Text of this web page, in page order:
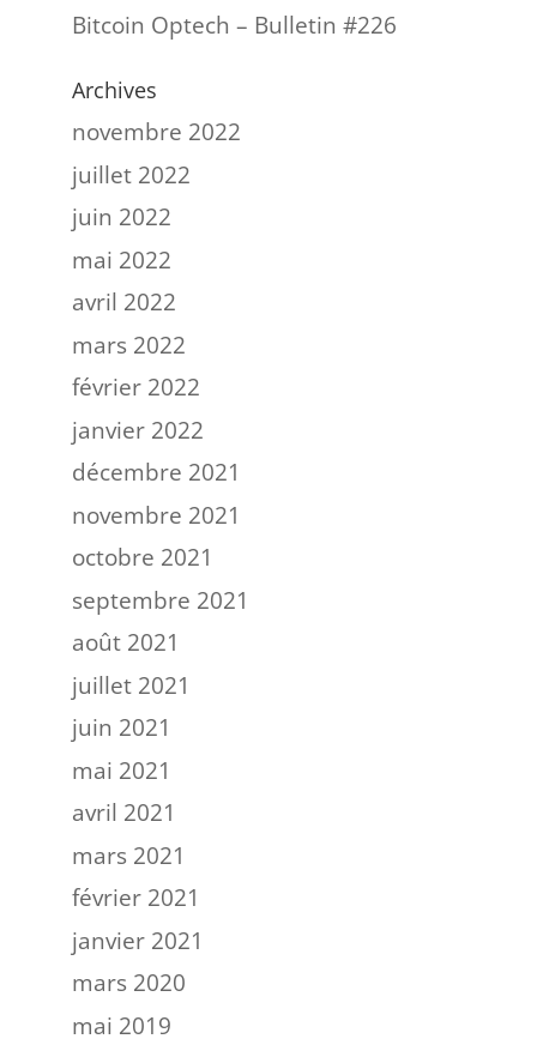
Bitcoin Optech – Bulletin #226
Archives
novembre 2022
juillet 2022
juin 2022
mai 2022
avril 2022
mars 2022
février 2022
janvier 2022
décembre 2021
novembre 2021
octobre 2021
septembre 2021
août 2021
juillet 2021
juin 2021
mai 2021
avril 2021
mars 2021
février 2021
janvier 2021
mars 2020
mai 2019